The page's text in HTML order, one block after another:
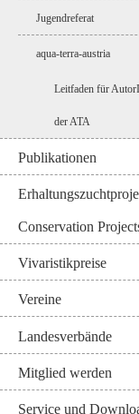
Jugendreferat
aqua-terra-austria
Leitfaden für
der ATA
Publikationen
Conservation
Vivaristikpreise
Vereine
Landesverbände
Mitglied werden
Service und